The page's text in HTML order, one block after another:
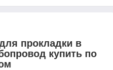
прокладки в
купить по